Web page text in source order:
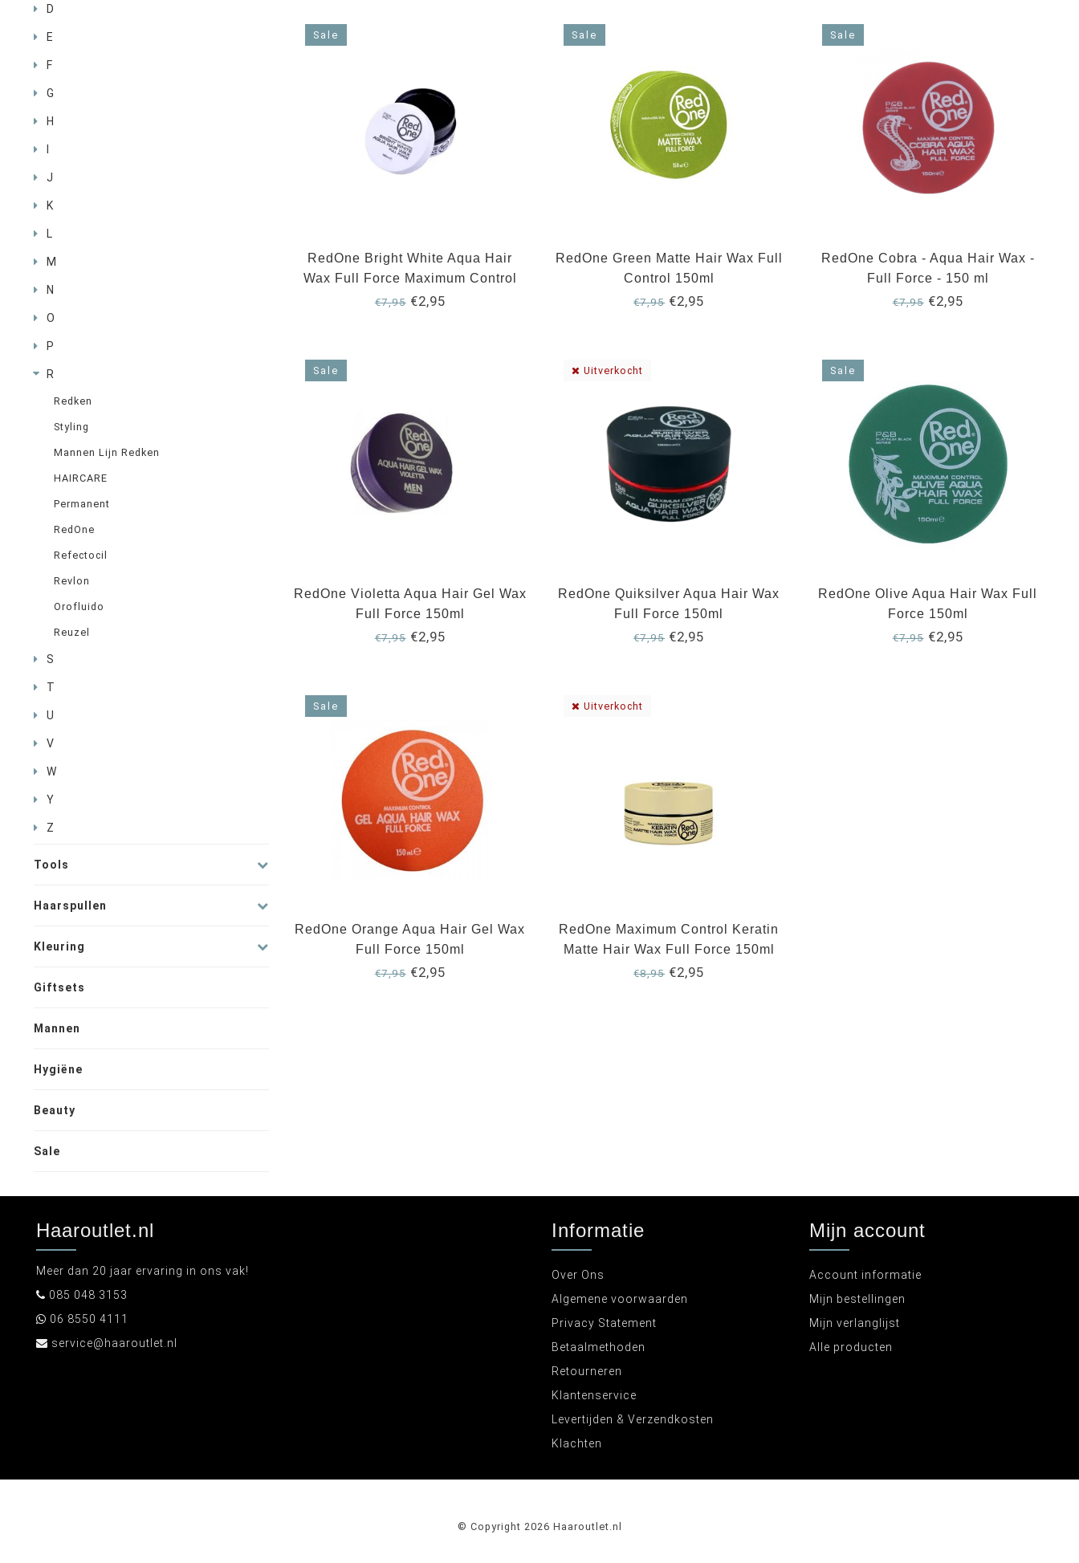
D
E
F
G
H
I
J
K
L
M
N
O
P
R
Redken
Styling
Mannen Lijn Redken
HAIRCARE
Permanent
RedOne
Refectocil
Revlon
Orofluido
Reuzel
S
T
U
V
W
Y
Z
Tools
Haarspullen
Kleuring
Giftsets
Mannen
Hygiëne
Beauty
Sale
Sale
RedOne Bright White Aqua Hair
Wax Full Force Maximum Control
150ml
€7,95€2,95
Sale
RedOne Green Matte Hair Wax Full
Control 150ml
€7,95€2,95
Sale
RedOne Cobra - Aqua Hair Wax -
Full Force - 150 ml
€7,95€2,95
Sale
RedOne Violetta Aqua Hair Gel Wax
Full Force 150ml
€7,95€2,95
Uitverkocht
RedOne Quiksilver Aqua Hair Wax
Full Force 150ml
€7,95€2,95
Sale
RedOne Olive Aqua Hair Wax Full
Force 150ml
€7,95€2,95
Sale
RedOne Orange Aqua Hair Gel Wax
Full Force 150ml
€7,95€2,95
Uitverkocht
RedOne Maximum Control Keratin
Matte Hair Wax Full Force 150ml
€8,95€2,95
Haaroutlet.nl
Meer dan 20 jaar ervaring in ons vak!
085 048 3153
06 8550 4111
service@haaroutlet.nl
Informatie
Over Ons
Algemene voorwaarden
Privacy Statement
Betaalmethoden
Retourneren
Klantenservice
Levertijden & Verzendkosten
Klachten
Mijn account
Account informatie
Mijn bestellingen
Mijn verlanglijst
Alle producten
© Copyright 2026 Haaroutlet.nl